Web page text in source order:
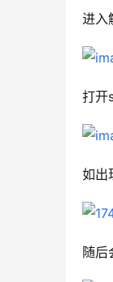
进入
打开
如出
随后